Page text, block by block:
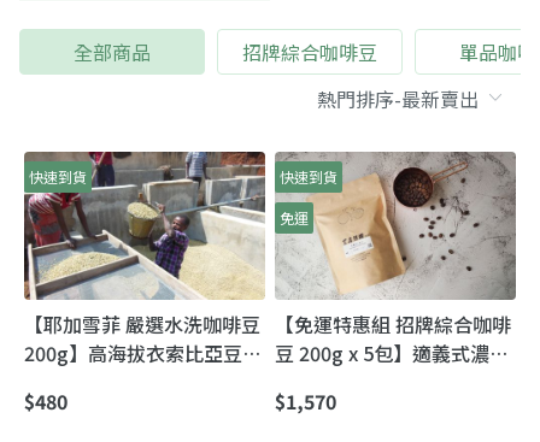
全部商品 招牌綜合咖啡豆 單品咖
快速到貨
【耶加雪菲 嚴選水洗咖啡豆
200g】高海拔衣索比亞豆的
$480
快速到貨
免運
【免運特惠組 招牌綜合咖啡
豆 200g x 5包】適義式濃縮
豆!
$1,570